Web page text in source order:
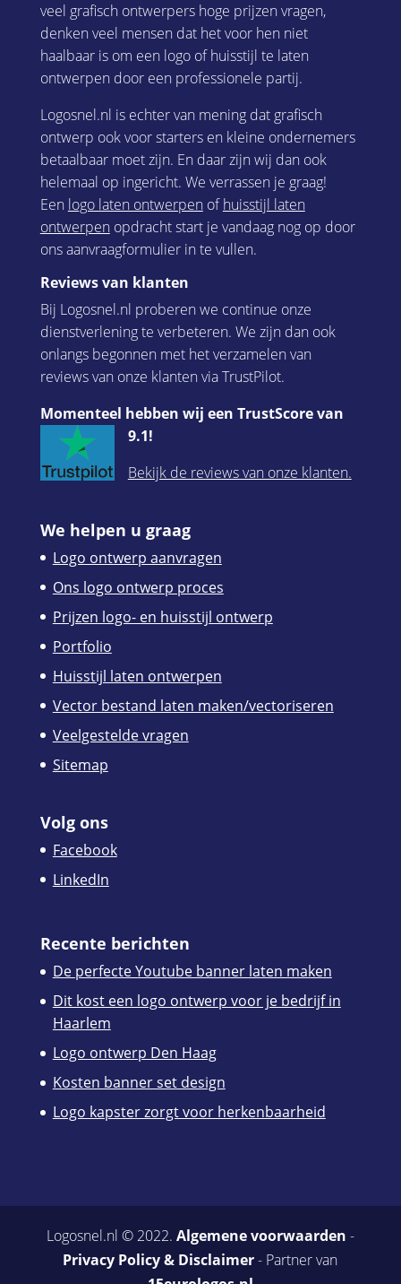
veel grafisch ontwerpers hoge prijzen vragen,
denken veel mensen dat het voor hen niet
haalbaar is om een logo of huisstijl te laten
ontwerpen door een professionele partij.
Logosnel.nl is echter van mening dat grafisch
ontwerp ook voor starters en kleine ondernemers
betaalbaar moet zijn. En daar zijn wij dan ook
helemaal op ingericht. We verrassen je graag!
Een logo laten ontwerpenofhuisstijl laten
ontwerpenopdracht start je vandaag nog op door
ons aanvraagformulier in te vullen.
Reviews van klanten
Bij Logosnel.nl proberen we continue onze
dienstverlening te verbeteren. We zijn dan ook
onlangs begonnen met het verzamelen van
reviews van onze klanten via TrustPilot.
Momenteel hebben wij een TrustScore van
9.1!
Bekijk de reviews van onze klanten.
We helpen u graag
Logo ontwerp aanvragen
Ons logo ontwerp proces
Prijzen logo- en huisstijl ontwerp
Portfolio
Huisstijl laten ontwerpen
Vector bestand laten maken/vectoriseren
Veelgestelde vragen
Sitemap
Volg ons
Facebook
LinkedIn
Recente berichten
De perfecte Youtube banner laten maken
Dit kost een logo ontwerp voor je bedrijf in
Haarlem
Logo ontwerp Den Haag
Kosten banner set design
Logo kapster zorgt voor herkenbaarheid
Logosnel.nl © 2022. Algemene voorwaarden -
Privacy Policy & Disclaimer- Partner van